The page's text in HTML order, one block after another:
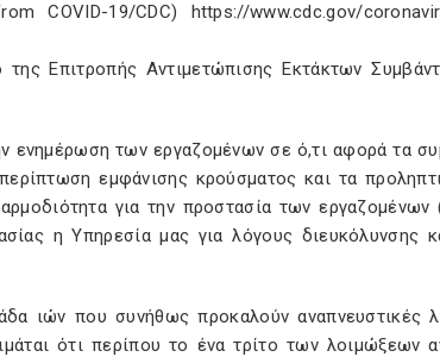
COVID-19/CDC) https://www.cdc.gov/
της Επιτροπής Αντιμετώπισης Εκτάκτων
ενημέρωση των εργαζομένων σε ό,τι αφορά τα
εμφάνισης κρούσματος και τα
για την προστασία των
η Υπηρεσία μας για λόγους διευκόλυνσης
ιών που συνήθως προκαλούν αναπνευστικές
ότι περίπου το ένα τρίτο των λοιμώξεων